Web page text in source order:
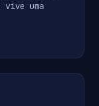
uma